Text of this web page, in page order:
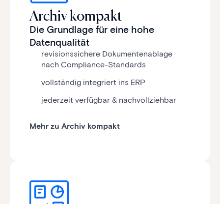
Archiv kompakt
Die Grundlage für eine hohe
Datenqualität
revisionssichere Dokumentenablage
nach Compliance-Standards
vollständig integriert ins ERP
jederzeit verfügbar & nachvollziehbar
Mehr zu Archiv kompakt